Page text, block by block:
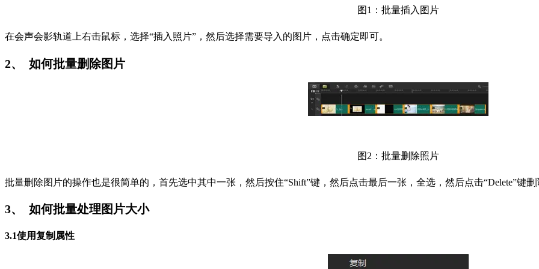
图1：批量插入图片
在会声会影轨道上右击鼠标，选择“插入照片”，然后选择需要导入的图片，点击确定即可。
2、 如何批量删除图片
图2：批量删除照片
批量删除图片的操作也是很简单的，首先选中其中一张，然后按住“Shift”键，然后点击最后一张，全选，然后点击“Delete”键删
3、 如何批量处理图片大小
3.1使用复制属性